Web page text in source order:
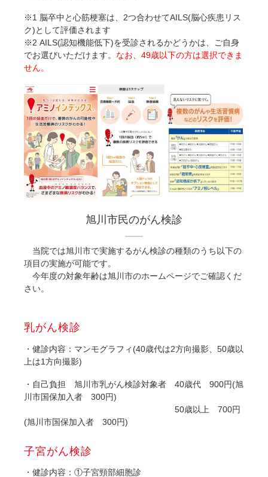
※1 脳卒中と心筋梗塞は、2つ合わせてAILS(脳心疾患リス
ク)として評価されます
※2 AILS(認知機能低下)を受診されるかどうかは、ご自身
でお選びいただけます。 なお、49歳以下の方は選択できま
せん。
旭川市民のがん検診
当院では旭川市で実施するがん検診の種類のうち以下の
項目の実施が可能です。
今年度の対象年齢は旭川市のホームページでご確認くだ
さい。
乳がん検診
・健診内容：マンモグラフィ(40歳代は2方向撮影、50歳以
上は1方向撮影)
・自己負担 旭川市乳がん検診対象者 40歳代 900円(旭
川市国保加入者 300円)
50歳以上 700円
(旭川市国保加入者 300円)
子宮がん検診
・健診内容：①子宮頸部細胞診